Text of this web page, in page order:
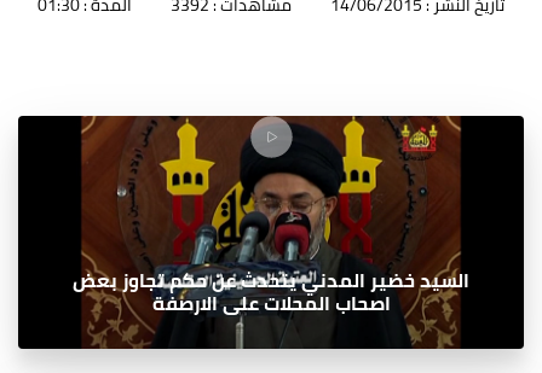
السيد خضير المدني يتحدث عن حكم تجاوز بعض
اصحاب المحلات على الارصفة